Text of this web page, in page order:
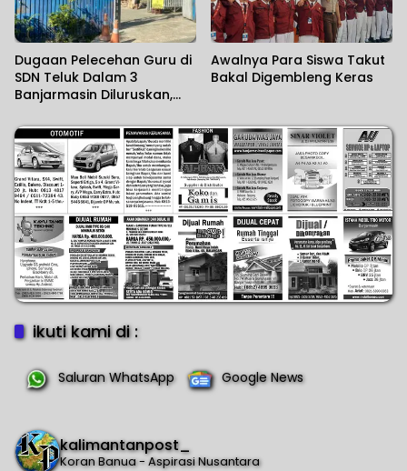
Dugaan Pelecehan Guru di
SDN Teluk Dalam 3
Banjarmasin Diluruskan,
Paham
Awalnya Para Siswa Takut
Bakal Digembleng Keras
ikuti kami di :
Saluran WhatsApp Google News
kalimantanpost_
Koran Banua - Aspirasi Nusantara